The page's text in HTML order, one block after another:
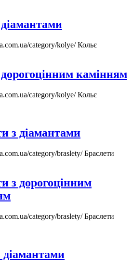
category/kolye/Кольє
камінням
category/kolye/Кольє
з діамантами
category/braslety/Браслети
з дорогоцінним
category/braslety/Браслети
діамантами